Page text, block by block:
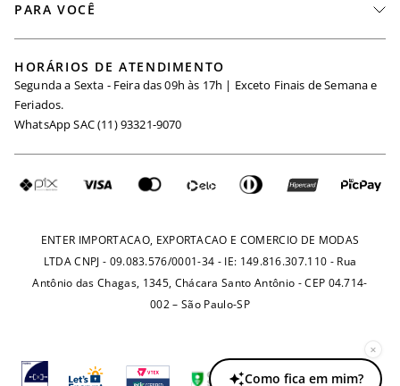
Seja um Revendedor
Igualdade Salarial
Requisição de Dados
Minha Conta
Trocas
Fretes e Tarifas
PARA VOCÊ
Maternidade
Seja um Afiliado
HORÁRIOS DE ATENDIMENTO
Segunda a Sexta - Feira das 09h às 17h | Exceto Finais de Semana e
Feriados.
WhatsApp SAC (11) 93321-9070
ENTER IMPORTACAO, EXPORTACAO E COMERCIO DE MODAS
LTDA CNPJ - 09.083.576/0001-34 - IE: 149.816.307.110 - Rua
Antônio das Chagas, 1345, Chácara Santo Antônio - CEP 04.714-
002 – São Paulo-SP
×
Como fica em mim?